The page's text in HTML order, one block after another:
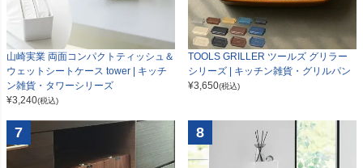
山崎実業 両面コンパクトティッシュ＆
ウェットシートケース tower | キッチ
ン雑貨・タワーシリーズ
¥3,240(税込)
TOOLS GRILLER ツールズ グリラー
シリーズ | キッチン雑貨・グリルパン
¥3,650(税込)
7 8